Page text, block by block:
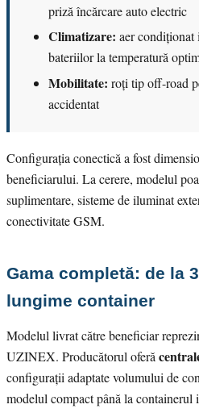
priză încărcare auto electric
Climatizare: aer condiționat
bateriilor la temperatură
Mobilitate: roți tip off-road
accidentat
Configurația conectică a fost
beneficiarului. La cerere, modelul
suplimentare, sisteme de iluminat
conectivitate GSM.
Gama completă: de la
lungime container
Modelul livrat către beneficiar
UZINEX. Producătorul oferă
configurații adaptate volumului de
modelul compact până la containerul